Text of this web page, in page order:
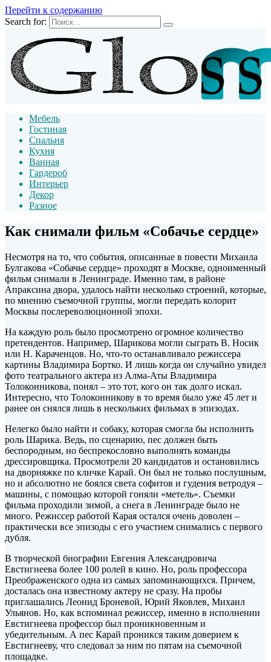
Перейти к содержанию
Search for:
Мебель
Гостиная
Спальня
Кухня
Ванная
Гардероб
Интерьер
Декор
Разное
Как снимали фильм «Собачье сердце»
Несмотря на то, что события, описанные в повести Михаила
Булгакова «Собачье сердце» проходят в Москве, одноименный
фильм снимали в Ленинграде. Именно там, в районе
Апраксина двора, удалось найти несколько строений, которые,
по мнению съемочной группы, могли передать колорит
Москвы послереволюционной эпохи.
На каждую роль было просмотрено огромное количество
претендентов. Например, Шарикова могли сыграть В. Носик
или Н. Караченцов. Но, что-то останавливало режиссера
картины Владимира Бортко. И лишь когда он случайно увидел
фото театрального актера из Алма-Аты Владимира
Толоконникова, понял – это тот, кого он так долго искал.
Интересно, что Толоконникову в то время было уже 45 лет и
ранее он снялся лишь в нескольких фильмах в эпизодах.
Нелегко было найти и собаку, которая смогла бы исполнить
роль Шарика. Ведь, по сценарию, пес должен быть
беспородным, но беспрекословно выполнять команды
дрессировщика. Просмотрели 20 кандидатов и остановились
на дворняжке по кличке Карай. Он был не только послушным,
но и абсолютно не боялся света софитов и гудения ветродуя –
машины, с помощью которой гоняли «метель». Съемки
фильма проходили зимой, а снега в Ленинграде было не
много. Режиссер работой Карая остался очень доволен –
практически все эпизоды с его участием снимались с первого
дубля.
В творческой биографии Евгения Александровича
Евстигнеева более 100 ролей в кино. Но, роль профессора
Преображенского одна из самых запоминающихся. Причем,
досталась она известному актеру не сразу. На пробы
приглашались Леонид Броневой, Юрий Яковлев, Михаил
Ульянов. Но, как вспоминал режиссер, именно в исполнении
Евстигнеева профессор был проникновенным и
убедительным. А пес Карай проникся таким доверием к
Евстигнееву, что следовал за ним по пятам на съемочной
площадке.